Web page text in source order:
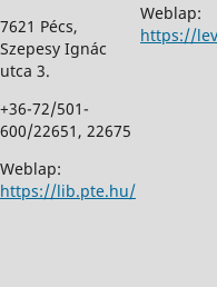
7621 Pécs,
Szepesy Ignác
utca 3.
+36-72/501-
600/22651, 22675
Weblap:
https://lib.pte.hu/
Weblap:
https://